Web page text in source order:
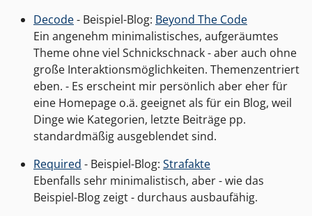
Decode- Beispiel-Blog: Beyond The Code
Ein angenehm minimalistisches, aufgeräumtes
Theme ohne viel Schnickschnack - aber auch ohne
große Interaktionsmöglichkeiten. Themenzentriert
eben. - Es erscheint mir persönlich aber eher für
eine Homepage o.ä. geeignet als für ein Blog, weil
Dinge wie Kategorien, letzte Beiträge pp.
standardmäßig ausgeblendet sind.
Required - Beispiel-Blog: Strafakte
Ebenfalls sehr minimalistisch, aber - wie das
Beispiel-Blog zeigt - durchaus ausbaufähig.